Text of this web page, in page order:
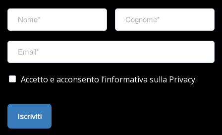
Accetto e acconsento l’informativa sulla Privacy.
Iscriviti